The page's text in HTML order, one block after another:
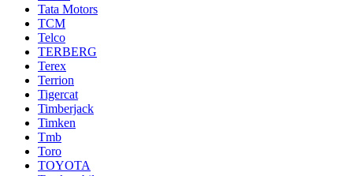
Tata Motors
TCM
Telco
TERBERG
Terex
Terrion
Tigercat
Timberjack
Timken
Tmb
Toro
TOYOTA